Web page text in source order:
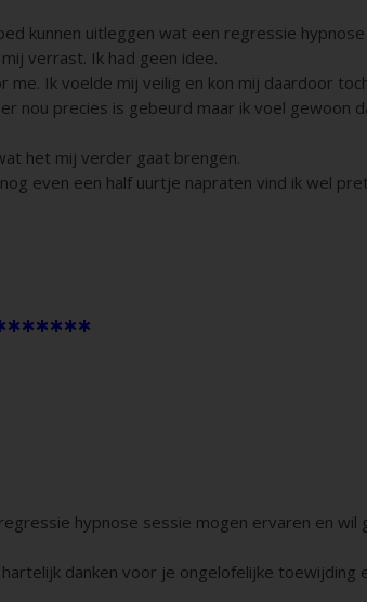
kunnen uitleggen wat een regressie
verrast. Ik had geen idee.
me. Ik voelde mij veilig en kon mij daardoor
nou precies is gebeurd maar ik voel gewoon
het mij verder gaat brengen.
even een half uurtje napraten vind ik wel
hypnose sessie mogen ervaren en wil
danken voor je ongelofelijke